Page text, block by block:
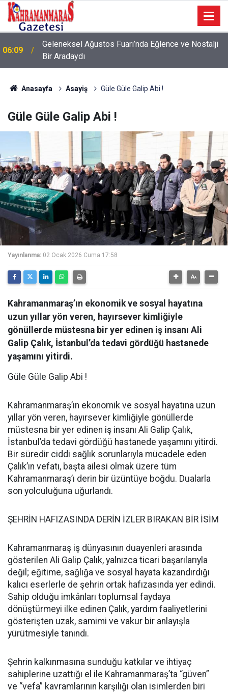
06:09
Geleneksel Ağustos Fuarı’nda Eğlence ve Nostalji
Bir Aradaydı
Anasayfa Asayiş Güle Güle Galip Abi !
Güle Güle Galip Abi !
Yayınlanma: 02 Ocak 2026 Cuma 17:58
Kahramanmaraş’ın ekonomik ve sosyal hayatına
uzun yıllar yön veren, hayırsever kimliğiyle
gönüllerde müstesna bir yer edinen iş insanı Ali
Galip Çalık, İstanbul’da tedavi gördüğü hastanede
yaşamını yitirdi.
Güle Güle Galip Abi !
Kahramanmaraş’ın ekonomik ve sosyal hayatına uzun
yıllar yön veren, hayırsever kimliğiyle gönüllerde
müstesna bir yer edinen iş insanı Ali Galip Çalık,
İstanbul’da tedavi gördüğü hastanede yaşamını yitirdi.
Bir süredir ciddi sağlık sorunlarıyla mücadele eden
Çalık’ın vefatı, başta ailesi olmak üzere tüm
Kahramanmaraş’ı derin bir üzüntüye boğdu. Dualarla
son yolculuğuna uğurlandı.
ŞEHRİN HAFIZASINDA DERİN İZLER BIRAKAN BİR İSİM
Kahramanmaraş iş dünyasının duayenleri arasında
gösterilen Ali Galip Çalık, yalnızca ticari başarılarıyla
değil; eğitime, sağlığa ve sosyal hayata kazandırdığı
kalıcı eserlerle de şehrin ortak hafızasında yer edindi.
Sahip olduğu imkânları toplumsal faydaya
dönüştürmeyi ilke edinen Çalık, yardım faaliyetlerini
gösterişten uzak, samimi ve vakur bir anlayışla
yürütmesiyle tanındı.
Şehrin kalkınmasına sunduğu katkılar ve ihtiyaç
sahiplerine uzattığı el ile Kahramanmaraş’ta “güven”
ve “vefa” kavramlarının karşılığı olan isimlerden biri